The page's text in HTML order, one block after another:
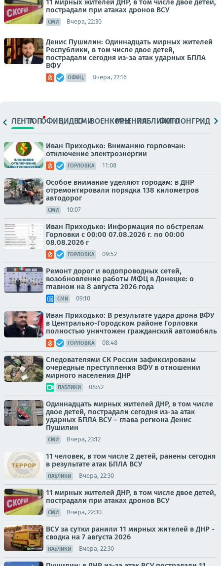
пострадали при атаках дронов ВСУ
СМИ Вчера, 22:30
Денис Пушилин: Одиннадцать мирных жителей
Республики, в том числе двое детей,
пострадали сегодня из-за атак ударных БПЛА
ВФУ
ОФИЦ. Вчера, 22:16
ЛЕНТАТОПОФИЦ.ВИДЕОСМИВОЕНКОРЫМНЕНИЯПАБЛИКИ
ФОТОЛОНГРИДЫ
Иван Приходько: Вниманию горловчан:
отключение электроэнергии
ГОРЛОВКА 11:08
Особое внимание уделяют городам: в ДНР
отремонтировали порядка 138 километров
автодорог
СМИ 10:07
Иван Приходько: Информация по обстрелам
Горловки с 00:00 07.08.2026 г. по 00:00
08.08.2026 г
ГОРЛОВКА 09:52
Ремонт дорог и водопроводных сетей,
возобновление работы МФЦ в Донецке: о
главном на 8 августа 2026 года
СМИ 09:10
Иван Приходько: В результате удара дрона ВФУ
в Центрально-Городском районе Горловки
полностью уничтожен гражданский автомобиль
ГОРЛОВКА 08:48
Следователями СК России зафиксированы
очередные преступления ВФУ в отношении
мирного населения ДНР
ПАБЛИКИ 08:42
Одиннадцать мирных жителей ДНР, в том числе
двое детей, пострадали сегодня из-за атак
ударных БПЛА ВСУ – глава региона Денис
Пушилин
СМИ Вчера, 23:12
11 человек, в том числе 2 детей, ранены сегодня
в результате атак БПЛА ВСУ
ПАБЛИКИ Вчера, 22:30
11 мирных жителей ДНР, в том числе двое детей,
пострадали при атаках дронов ВСУ
СМИ Вчера, 22:30
ВСУ за сутки ранили 11 мирных жителей в ДНР -
сводка на 7 августа 2026
ПАБЛИКИ Вчера, 22:30